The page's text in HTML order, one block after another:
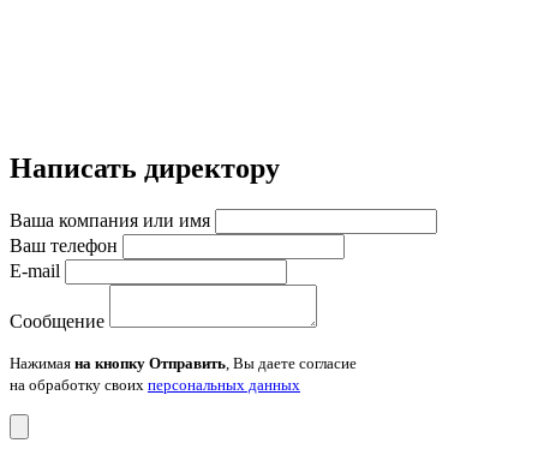
Написать директору
Ваша компания или имя
Ваш телефон
E-mail
Сообщение
Нажимая на кнопку Отправить, Вы даете согласие
на обработку своих персональных данных